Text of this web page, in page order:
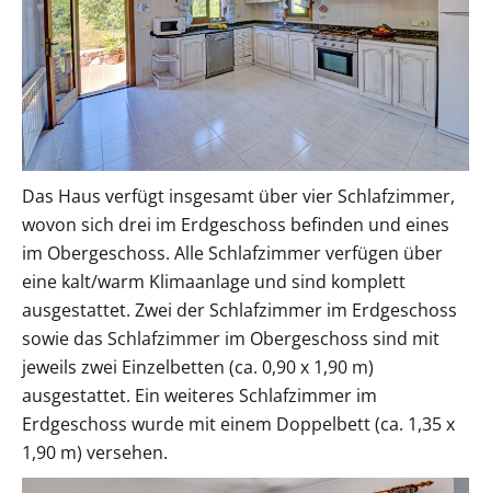
Das Haus verfügt insgesamt über vier Schlafzimmer,
wovon sich drei im Erdgeschoss befinden und eines
im Obergeschoss. Alle Schlafzimmer verfügen über
eine kalt/warm Klimaanlage und sind komplett
ausgestattet. Zwei der Schlafzimmer im Erdgeschoss
sowie das Schlafzimmer im Obergeschoss sind mit
jeweils zwei Einzelbetten (ca. 0,90 x 1,90 m)
ausgestattet. Ein weiteres Schlafzimmer im
Erdgeschoss wurde mit einem Doppelbett (ca. 1,35 x
1,90 m) versehen.